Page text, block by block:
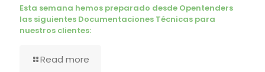
Esta semana hemos preparado desde Opentenders
las siguientes Documentaciones Técnicas para
nuestros clientes:
Read more